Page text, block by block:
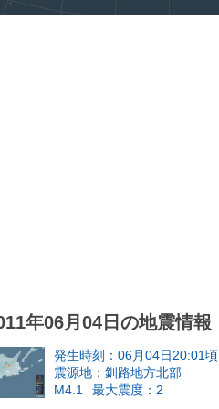
年06月04日の地震情報
発生時刻：06月04日20:01頃
震源地：釧路地方北部
M4.1
最大震度：2